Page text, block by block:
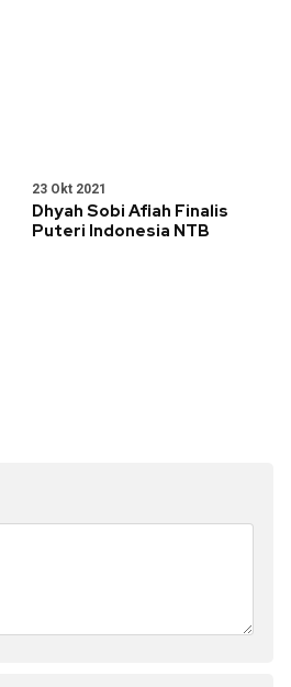
23 Okt 2021
Dhyah Sobi Afiah Finalis
Puteri Indonesia NTB